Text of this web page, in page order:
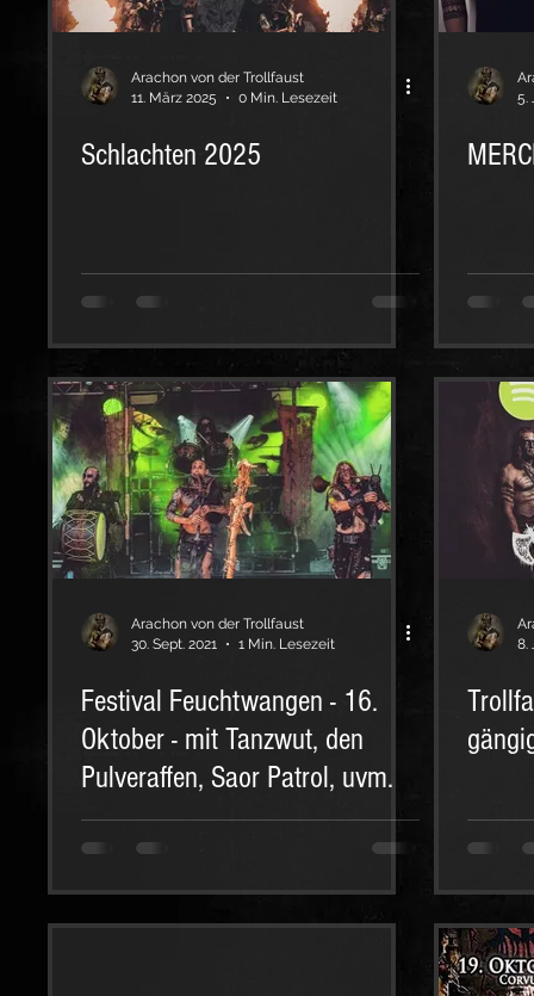
Arachon von der Trollfaust
11. März 2025
0 Min. Lesezeit
Schlachten 2025
5.
Arachon von der Trollfaust
30. Sept. 2021
1 Min. Lesezeit
Festival Feuchtwangen - 16.
Oktober - mit Tanzwut, den
Pulveraffen, Saor Patrol, uvm.
8.